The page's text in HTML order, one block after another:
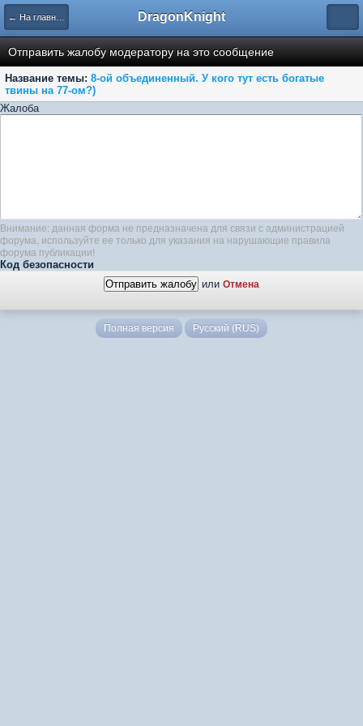
← На главную DragonKnight
Отправить жалобу модератору на это сообщение
Название темы: 8-ой объединенный. У кого тут есть богатые
твины на 77-ом?)
Жалоба
Внимание: данная форма не предназначена для связи с администрацией
форума, используйте ее только для указания на нарушающие правила
форума публикации!
Код безопасности
или Отмена
Полная версия Русский (RUS)